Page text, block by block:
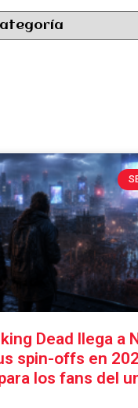
Dead llega a
spin-offs en
los fans del